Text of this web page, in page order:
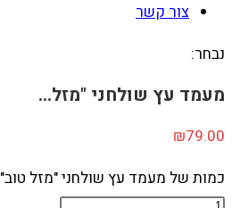
צור קשר
נבחר:
מעמד עץ שולחני "מזל…
₪79.00
כמות של מעמד עץ שולחני "מזל טוב"